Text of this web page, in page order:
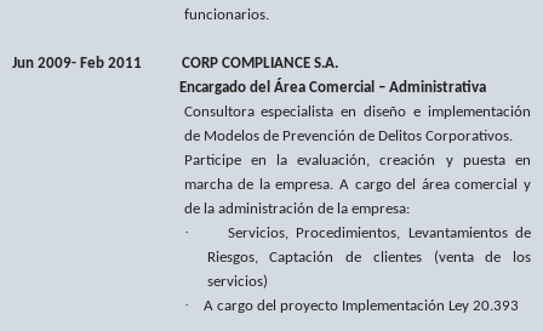
funcionarios.
Jun 2009- Feb 2011
CORP COMPLIANCE S.A.
Encargado del Área Comercial – Administrativa
Consultora especialista en diseño e implementación
de Modelos de Prevención de Delitos Corporativos.
Participe en la evaluación, creación y puesta en
marcha de la empresa. A cargo del área comercial y
de la administración de la empresa:
·
Servicios, Procedimientos, Levantamientos de
Riesgos, Captación de clientes (venta de los
servicios)
· A cargo del proyecto Implementación Ley 20.393